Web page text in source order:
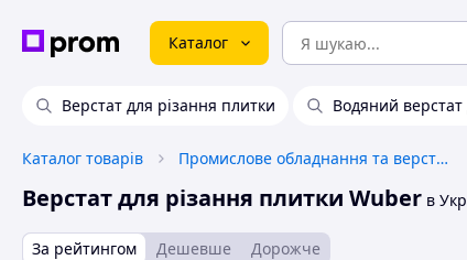
Каталог
Верстат для різання плитки Водяний
Каталог товарів Промислове обладнання та верстати
Верстат для різання плитки Wuber в
За рейтингом Дешевше Дорожче